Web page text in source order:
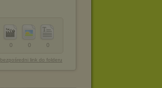
0
0
0
bezpośredni link do folderu